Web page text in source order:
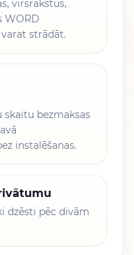
virsrakstus,
WORD
strādāt.
skaitu bezmaksas
instalēšanas.
dzēsti pēc divām